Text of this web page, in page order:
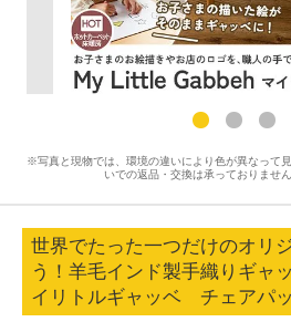
※写真と現物では、環境の違いにより色が異なって
いでの返品・交換は承っておりませ
世界でたった一つだけのオリ
う！羊毛インド製手織りギャ
イリトルギャッベ チェアパッ